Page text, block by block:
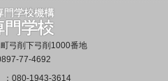
弓削下弓削1000番地
77-4692
080-1943-3614